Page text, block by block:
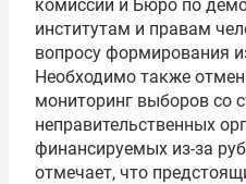
комиссии и Бюро по
институтам и правам
вопросу формирования
Необходимо также
мониторинг выборов со
неправительственных
финансируемых из-за
отмечает, что